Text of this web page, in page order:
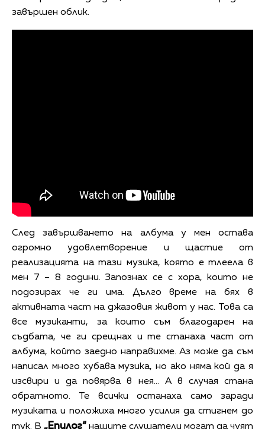
завършен облик.
След завършването на албума у мен остава
огромно удовлетворение и щастие от
реализацията на тази музика, която е тлеела в
мен 7 – 8 години. Запознах се с хора, които не
подозирах че ги има. Дълго време на бях в
активната част на джазовия живот у нас. Това са
все музиканти, за които съм благодарен на
съдбата, че ги срещнах и те станаха част от
албума, който заедно направихме. Аз може да съм
написал много хубава музика, но ако няма кой да я
изсвири и да повярва в нея… А в случая стана
обратното. Те всички останаха само заради
музиката и положиха много усилия да стигнем до
тук. В „Епилог“ нашите слушатели могат да чуят